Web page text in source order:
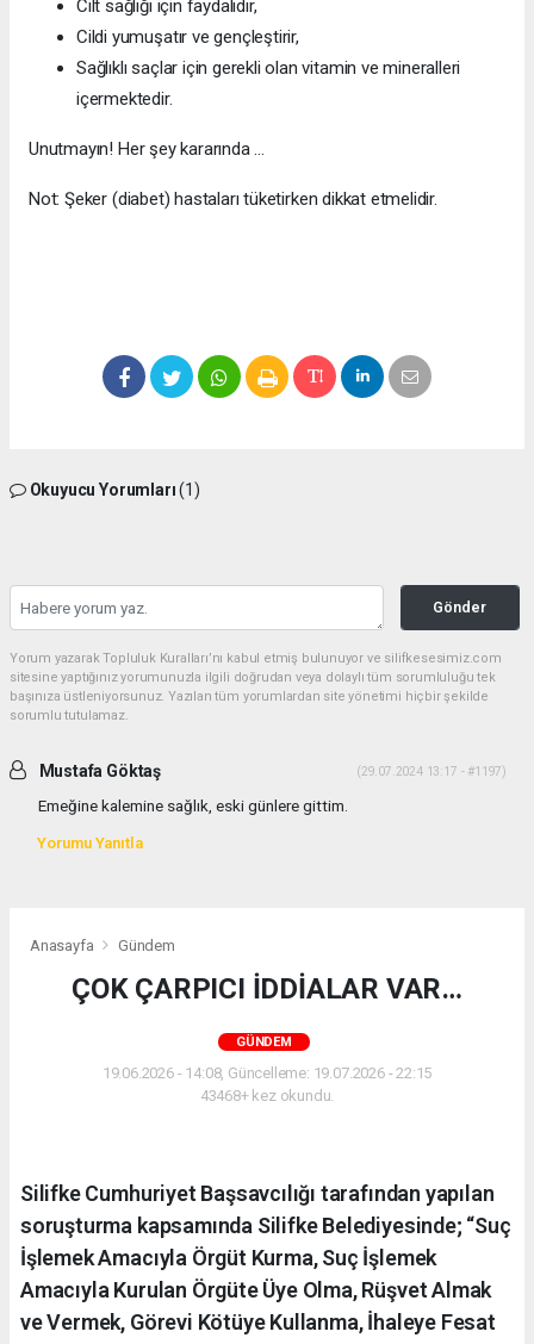
Cilt sağlığı için faydalıdır,
Cildi yumuşatır ve gençleştirir,
Sağlıklı saçlar için gerekli olan vitamin ve mineralleri
içermektedir.
Unutmayın! Her şey kararında ...
Not: Şeker (diabet) hastaları tüketirken dikkat etmelidir.
Okuyucu Yorumları(1)
Gönder
Yorum yazarak Topluluk Kuralları’nı kabul etmiş bulunuyor ve silifkesesimiz.com
sitesine yaptığınız yorumunuzla ilgili doğrudan veya dolaylı tüm sorumluluğu tek
başınıza üstleniyorsunuz. Yazılan tüm yorumlardan site yönetimi hiçbir şekilde
sorumlu tutulamaz.
Mustafa Göktaş (29.07.2024 13:17 - #1197)
Emeğine kalemine sağlık, eski günlere gittim.
Yorumu Yanıtla
Anasayfa Gündem
ÇOK ÇARPICI İDDİALAR VAR…
GÜNDEM
19.06.2026 - 14:08, Güncelleme: 19.07.2026 - 22:15
43468+ kez okundu.
Silifke Cumhuriyet Başsavcılığı tarafından yapılan
soruşturma kapsamında Silifke Belediyesinde; “Suç
İşlemek Amacıyla Örgüt Kurma, Suç İşlemek
Amacıyla Kurulan Örgüte Üye Olma, Rüşvet Almak
ve Vermek, Görevi Kötüye Kullanma, İhaleye Fesat